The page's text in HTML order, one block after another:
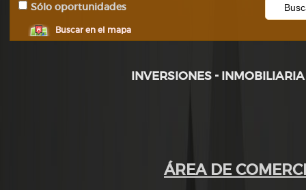
Sólo oportunidades
Buscar en el mapa
INVERSIONES -
ÁREA DE